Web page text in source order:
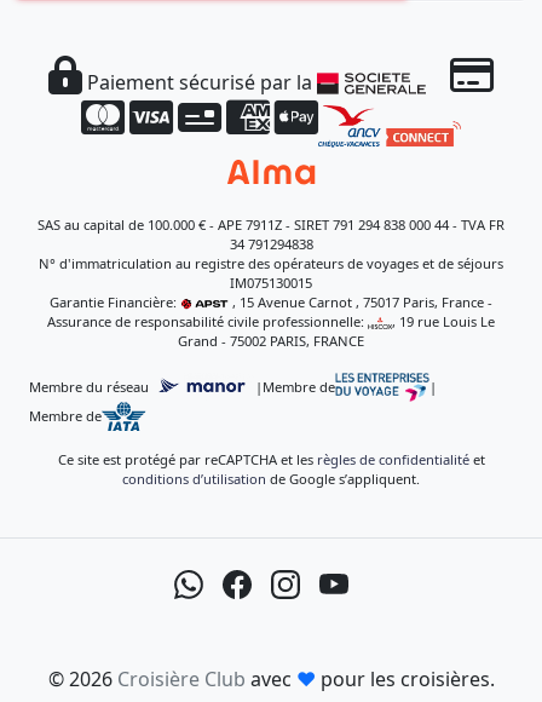
Paiement sécurisé par la
SAS au capital de 100.000 € - APE 7911Z - SIRET 791 294 838 000 44 - TVA FR
34 791294838
N° d'immatriculation au registre des opérateurs de voyages et de séjours
IM075130015
Garantie Financière:
, 15 Avenue Carnot , 75017 Paris, France -
Assurance de responsabilité civile professionnelle:
, 19 rue Louis Le
Grand - 75002 PARIS, FRANCE
Membre du réseau | Membre de
|
Membre de
Ce site est protégé par reCAPTCHA et les règles de confidentialitéet
conditions d’utilisation de Google s’appliquent.
© 2026 Croisière Club avec ♥ pour les croisières.